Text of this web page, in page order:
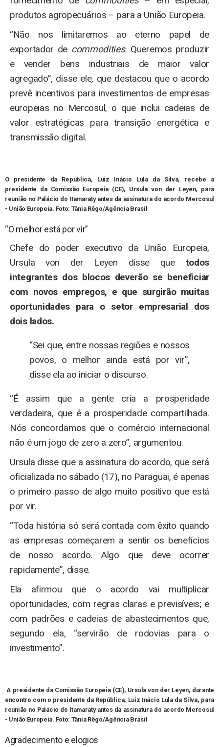
produtos agropecuários – para a União Europeia.
“Não nos limitaremos ao eterno papel de
exportador de commodities. Queremos produzir
e vender bens industriais de maior valor
agregado”, disse ele, que destacou que o acordo
prevê incentivos para investimentos de empresas
europeias no Mercosul, o que inclui cadeias de
valor estratégicas para transição energética e
transmissão digital.
O presidente da República, Luiz Inácio Lula da Silva, recebe a
presidente da Comissão Europeia (CE), Ursula von der Leyen, para
reunião no Palácio do Itamaraty antes da assinatura do acordo Mercosul
- União Europeia. Foto: Tânia Rêgo/Agência Brasil
“O melhor está por vir”
Chefe do poder executivo da União Europeia,
Ursula von der Leyen disse que todos
integrantes dos blocos deverão se beneficiar
com novos empregos, e que surgirão muitas
oportunidades para o setor empresarial dos
dois lados.
“Sei que, entre nossas regiões e nossos
povos, o melhor ainda está por vir”,
disse ela ao iniciar o discurso.
“É assim que a gente cria a prosperidade
verdadeira, que é a prosperidade compartilhada.
Nós concordamos que o comércio internacional
não é um jogo de zero a zero”, argumentou.
Ursula disse que a assinatura do acordo, que será
oficializada no sábado (17), no Paraguai, é apenas
o primeiro passo de algo muito positivo que está
por vir.
“Toda história só será contada com êxito quando
as empresas começarem a sentir os benefícios
de nosso acordo. Algo que deve ocorrer
rapidamente”, disse.
Ela afirmou que o acordo vai multiplicar
oportunidades, com regras claras e previsíveis; e
com padrões e cadeias de abastecimentos que,
segundo ela, “servirão de rodovias para o
investimento”.
A presidente da Comissão Europeia (CE), Ursula von der Leyen, durante
encontro com o presidente da República, Luiz Inácio Lula da Silva, para
reunião no Palácio do Itamaraty antes da assinatura do acordo Mercosul
- União Europeia. Foto: Tânia Rêgo/Agência Brasil
Agradecimento e elogios